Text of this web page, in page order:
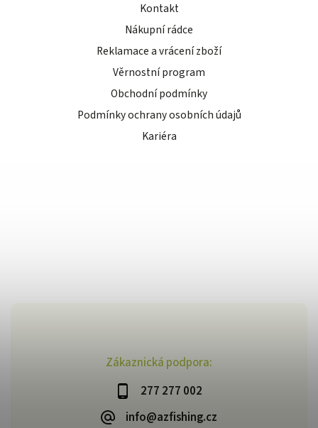
Zákaznická podpora:
277 277 002
info@azfishing.cz
Kontakt
Nákupní rádce
Reklamace a vrácení zboží
Věrnostní program
Obchodní podmínky
Podmínky ochrany osobních údajů
Kariéra